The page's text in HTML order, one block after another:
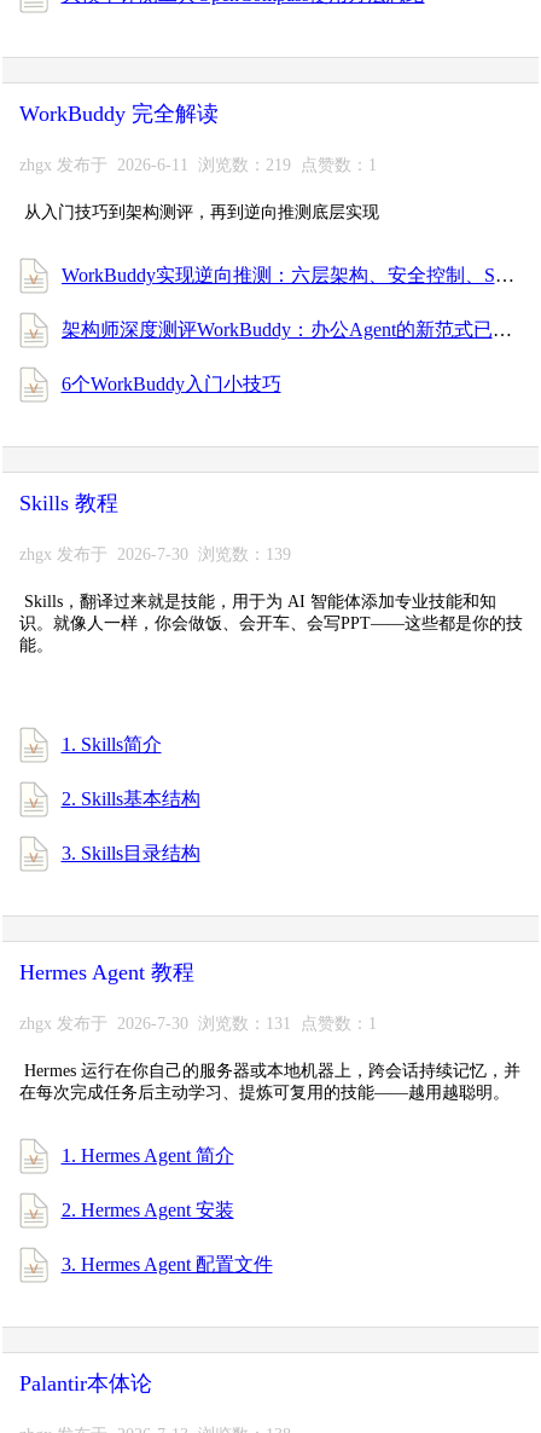
WorkBuddy 完全解读
zhgx 发布于 2026-6-11 浏览数：219 点赞数：1
从入门技巧到架构测评，再到逆向推测底层实现
WorkBuddy实现逆向推测：六层架构、安全控制、SubAgent通信、上下文记忆管理的一些细节
架构师深度测评WorkBuddy：办公Agent的新范式已来
6个WorkBuddy入门小技巧
Skills 教程
zhgx 发布于 2026-7-30 浏览数：139
Skills，翻译过来就是技能，用于为 AI 智能体添加专业技能和知
识。就像人一样，你会做饭、会开车、会写PPT——这些都是你的技
能。
1. Skills简介
2. Skills基本结构
3. Skills目录结构
Hermes Agent 教程
zhgx 发布于 2026-7-30 浏览数：131 点赞数：1
Hermes 运行在你自己的服务器或本地机器上，跨会话持续记忆，并
在每次完成任务后主动学习、提炼可复用的技能——越用越聪明。
1. Hermes Agent 简介
2. Hermes Agent 安装
3. Hermes Agent 配置文件
Palantir本体论